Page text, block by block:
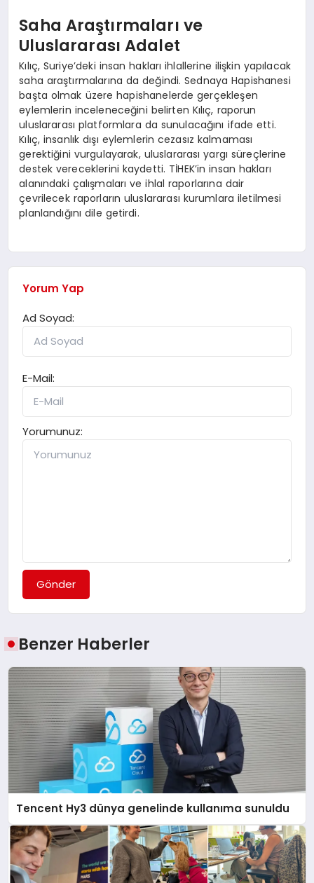
Saha Araştırmaları ve
Uluslararası Adalet
Kılıç, Suriye’deki insan hakları ihlallerine ilişkin yapılacak
saha araştırmalarına da değindi. Sednaya Hapishanesi
başta olmak üzere hapishanelerde gerçekleşen
eylemlerin inceleneceğini belirten Kılıç, raporun
uluslararası platformlara da sunulacağını ifade etti.
Kılıç, insanlık dışı eylemlerin cezasız kalmaması
gerektiğini vurgulayarak, uluslararası yargı süreçlerine
destek vereceklerini kaydetti. TİHEK’in insan hakları
alanındaki çalışmaları ve ihlal raporlarına dair
çevrilecek raporların uluslararası kurumlara iletilmesi
planlandığını dile getirdi.
Yorum Yap
Ad Soyad:
E-Mail:
Yorumunuz:
Gönder
Benzer Haberler
Tencent Hy3 dünya genelinde kullanıma sunuldu